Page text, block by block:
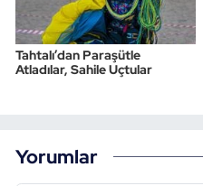
Tahtalı’dan Paraşütle
Atladılar, Sahile Uçtular
Yorumlar